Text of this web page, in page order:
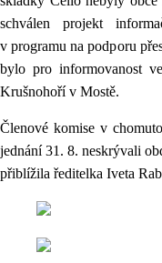
schválen projekt
v programu na podporu
bylo pro informovanost
Krušnohoří v Mostě.
Členové komise v
jednání 31. 8. neskrývali
přiblížila ředitelka Iveta